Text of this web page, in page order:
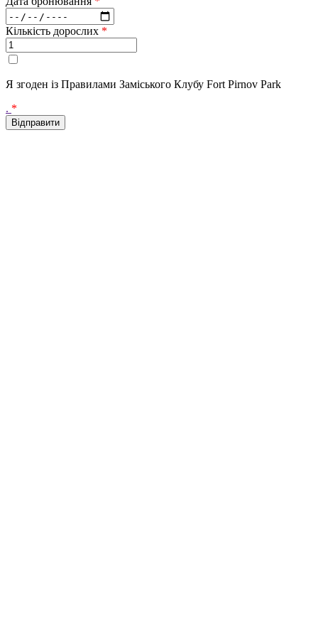
Кількість дорослих *
Я згоден із Правилами Заміського Клубу Fort Pirnov Park
. *